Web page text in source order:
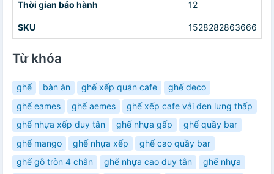
Thời gian bảo hành 12
SKU 1528282863666
Từ khóa
ghế bàn ăn ghế xếp quán cafe
ghế deco
ghế eames
ghế aemes
ghế xếp cafe vải đen lưng thấp
ghế nhựa xếp duy tân
ghế nhựa gấp
ghế quầy bar
ghế mango
ghế nhựa xếp
ghế cao quầy bar
ghế gỗ tròn 4 chân
ghế nhựa cao duy tân
ghế nhựa